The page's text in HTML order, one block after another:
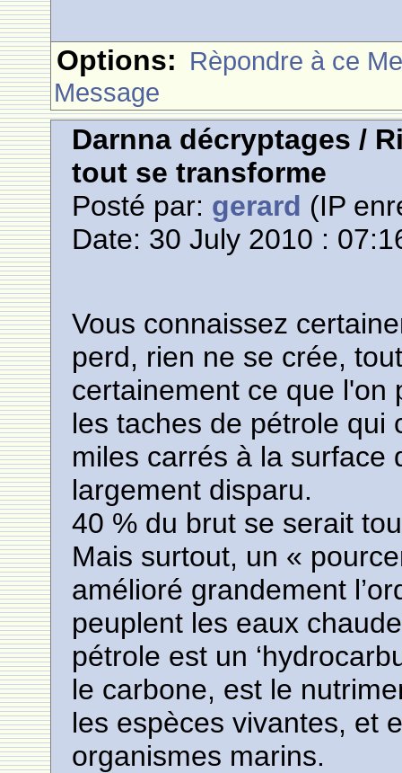
Options: Rèpondre à ce
Message
Darnna décryptages /
tout se transforme
Posté par: gerard (IP
Date: 30 July 2010 :
Vous connaissez
perd, rien ne se crée,
certainement ce que l'on
les taches de pétrole qui
miles carrés à la surface
largement disparu.
40 % du brut se serait
Mais surtout, un «
amélioré grandement
peuplent les eaux
pétrole est un
le carbone, est le
les espèces vivantes, et
organismes marins.